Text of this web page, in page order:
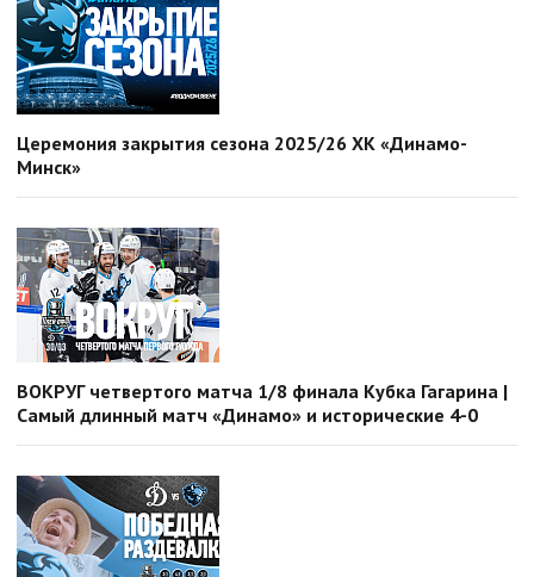
Церемония закрытия сезона 2025/26 ХК «Динамо-
Минск»
ВОКРУГ четвертого матча 1/8 финала Кубка Гагарина |
Самый длинный матч «Динамо» и исторические 4-0